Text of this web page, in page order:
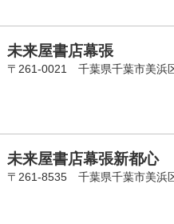
未来屋書店幕張
〒261-0021 千葉県千葉市美浜
未来屋書店幕張新都心
〒261-8535 千葉県千葉市美浜